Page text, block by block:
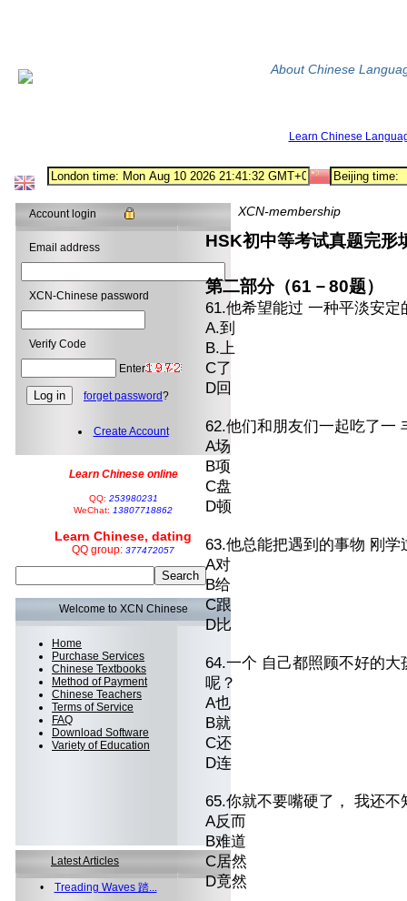
About Chinese
Learn Chinese
Account login
Email address
XCN-Chinese password
Verify Code
Enter
forget password?
Create Account
Learn Chinese online
QQ: 253980231
WeChat: 13807718862
Learn Chinese, dating
QQ group: 377472057
Welcome to XCN Chinese
Home
Purchase Services
Chinese Textbooks
Method of Payment
Chinese Teachers
Terms of Service
FAQ
Download Software
Variety of Education
Latest Articles
• Treading Waves 踏...
XCN-membership
HSK初中等考试真题完形
第二部分（61－80题）
61.他希望能过 一种平淡安定
A.到
B.上
C了
D回
62.他们和朋友们一起吃了一
A场
B项
C盘
D顿
63.他总能把遇到的事物 刚
A对
B给
C跟
D比
64.一个 自己都照顾不好的
呢？
A也
B就
C还
D连
65.你就不要嘴硬了， 我还不
A反而
B难道
C居然
D竟然